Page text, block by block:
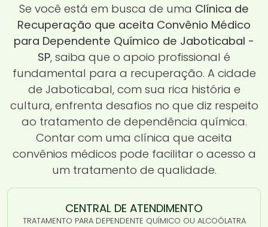
Se você está em busca de uma Clínica de
Recuperação que aceita Convênio Médico
para Dependente Químico de Jaboticabal -
SP, saiba que o apoio profissional é
fundamental para a recuperação. A cidade
de Jaboticabal, com sua rica história e
cultura, enfrenta desafios no que diz respeito
ao tratamento de dependência química.
Contar com uma clínica que aceita
convênios médicos pode facilitar o acesso a
um tratamento de qualidade.
CENTRAL DE ATENDIMENTO
TRATAMENTO PARA DEPENDENTE QUÍMICO OU ALCOÓLATRA